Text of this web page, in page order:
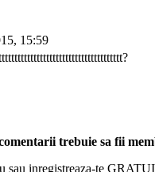
15:59
trebuie sa fii
sau inregistreaza-te